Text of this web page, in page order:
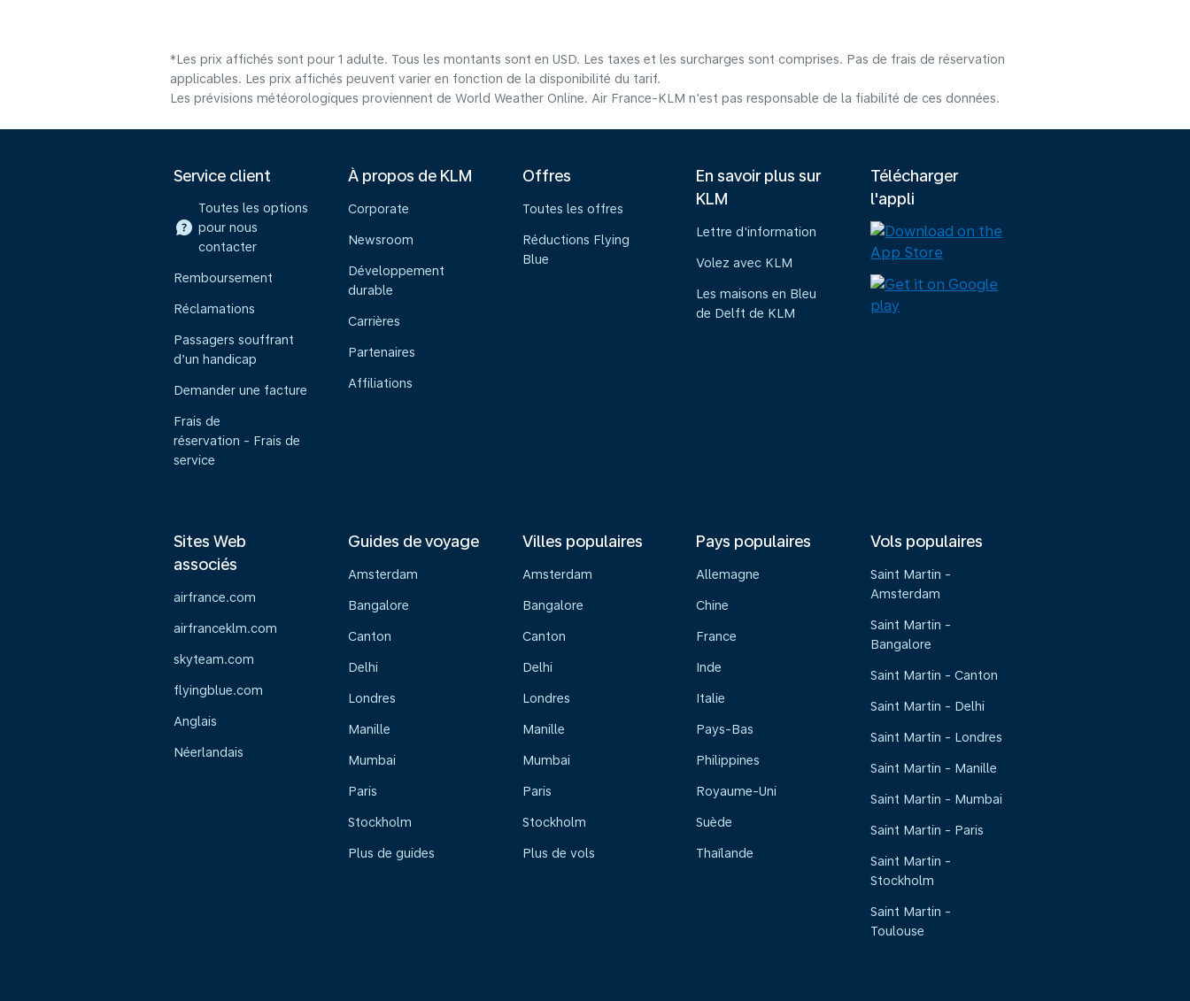
*Les prix affichés sont pour 1 adulte. Tous les montants sont en USD. Les taxes et les surcharges sont comprises. Pas de frais de réservation
applicables. Les prix affichés peuvent varier en fonction de la disponibilité du tarif.
Les prévisions météorologiques proviennent de World Weather Online. Air France-KLM n'est pas responsable de la fiabilité de ces données.
Service client
Toutes les options
pour nous
contacter
Remboursement
Réclamations
Passagers souffrant
d’un handicap
Demander une facture
Frais de
réservation - Frais de
service
À propos de KLM
Corporate
Newsroom
Développement
durable
Carrières
Partenaires
Affiliations
Offres
Toutes les offres
Réductions Flying
Blue
En savoir plus sur
KLM
Lettre d'information
Volez avec KLM
Les maisons en Bleu
de Delft de KLM
Télécharger
l'appli
Sites Web
associés
airfrance.com
airfranceklm.com
skyteam.com
flyingblue.com
Anglais
Néerlandais
Guides de voyage
Amsterdam
Bangalore
Canton
Delhi
Londres
Manille
Mumbai
Paris
Stockholm
Plus de guides
Villes populaires
Amsterdam
Bangalore
Canton
Delhi
Londres
Manille
Mumbai
Paris
Stockholm
Plus de vols
Pays populaires
Allemagne
Chine
France
Inde
Italie
Pays-Bas
Philippines
Royaume-Uni
Suède
Thaïlande
Vols populaires
Saint Martin -
Amsterdam
Saint Martin -
Bangalore
Saint Martin - Canton
Saint Martin - Delhi
Saint Martin - Londres
Saint Martin - Manille
Saint Martin - Mumbai
Saint Martin - Paris
Saint Martin -
Stockholm
Saint Martin -
Toulouse